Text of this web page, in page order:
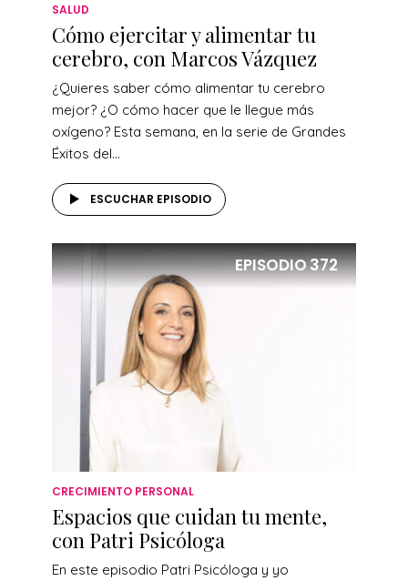
SALUD
Cómo ejercitar y alimentar tu
cerebro, con Marcos Vázquez
¿Quieres saber cómo alimentar tu cerebro
mejor? ¿O cómo hacer que le llegue más
oxígeno? Esta semana, en la serie de Grandes
Éxitos del...
ESCUCHAR EPISODIO
EPISODIO372
CRECIMIENTO PERSONAL
Espacios que cuidan tu mente,
con Patri Psicóloga
En este episodio Patri Psicóloga y yo